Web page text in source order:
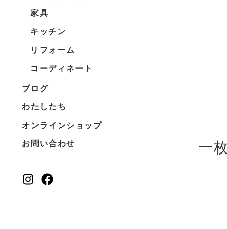
家具
キッチン
リフォーム
コーディネート
ブログ
わたしたち
オンラインショップ
お問い合わせ
一